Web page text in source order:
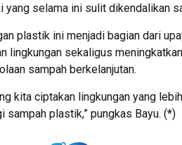
selama ini sulit dikendalikan
plastik ini menjadi bagian dari
lingkungan sekaligus
sampah berkelanjutan.
kita ciptakan lingkungan yang
sampah plastik,” pungkas Bayu. (*)